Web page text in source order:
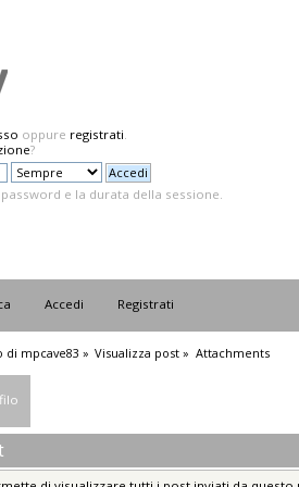
oppure registrati.
?
e la durata della sessione.
Accedi Registrati
di mpcave83 » Visualizza post » Attachments